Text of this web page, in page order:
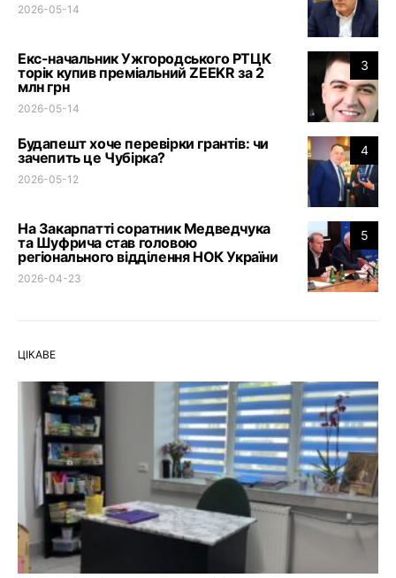
2026-05-14
3
Екс-начальник Ужгородського РТЦК
торік купив преміальний ZEEKR за 2
млн грн
2026-05-14
4
Будапешт хоче перевірки грантів: чи
зачепить це Чубірка?
2026-05-12
5
На Закарпатті соратник Медведчука
та Шуфрича став головою
регіонального відділення НОК України
2026-04-23
ЦІКАВЕ